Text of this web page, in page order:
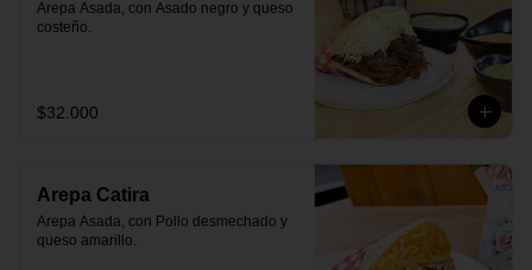
Arepa Asada, con Asado negro y queso
costeño.
$32.000
Arepa Catira
Arepa Asada, con Pollo desmechado y
queso amarillo.